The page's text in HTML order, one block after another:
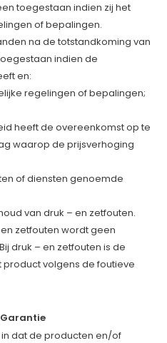
toegestaan indien zij het
of bepalingen.
na de totstandkoming van
indien de
en:
regelingen of bepalingen;
heeft de overeenkomst op te
waarop de prijsverhoging
of diensten genoemde
van druk – en zetfouten.
zetfouten wordt geen
druk – en zetfouten is de
volgens de foutieve
dat de producten en/of